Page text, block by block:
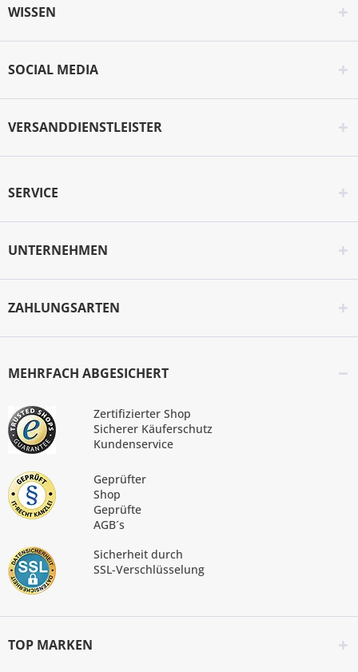
WISSEN
SOCIAL MEDIA
VERSANDDIENSTLEISTER
SERVICE
UNTERNEHMEN
ZAHLUNGSARTEN
MEHRFACH ABGESICHERT
Zertifizierter Shop
Sicherer Käuferschutz
Kundenservice
Geprüfter
Shop
Geprüfte
AGB´s
Sicherheit durch
SSL-Verschlüsselung
TOP MARKEN